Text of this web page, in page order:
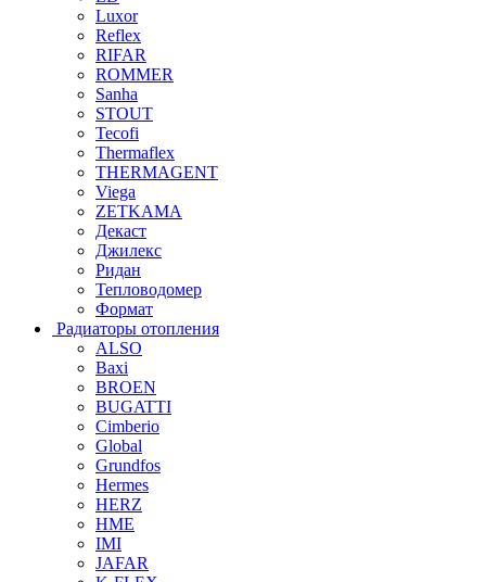
Luxor
Reflex
RIFAR
ROMMER
Sanha
STOUT
Tecofi
Thermaflex
THERMAGENT
Viega
ZETKAMA
Декаст
Джилекс
Ридан
Тепловодомер
Формат
Радиаторы отопления
ALSO
Baxi
BROEN
BUGATTI
Cimberio
Global
Grundfos
Hermes
HERZ
HME
IMI
JAFAR